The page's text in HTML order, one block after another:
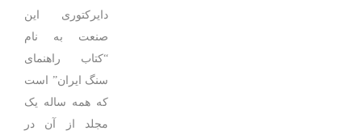
دایرکتوری این
صنعت به نام
“کتاب راهنمای
سنگ ایران” است
که همه ساله یک
مجلد از آن در